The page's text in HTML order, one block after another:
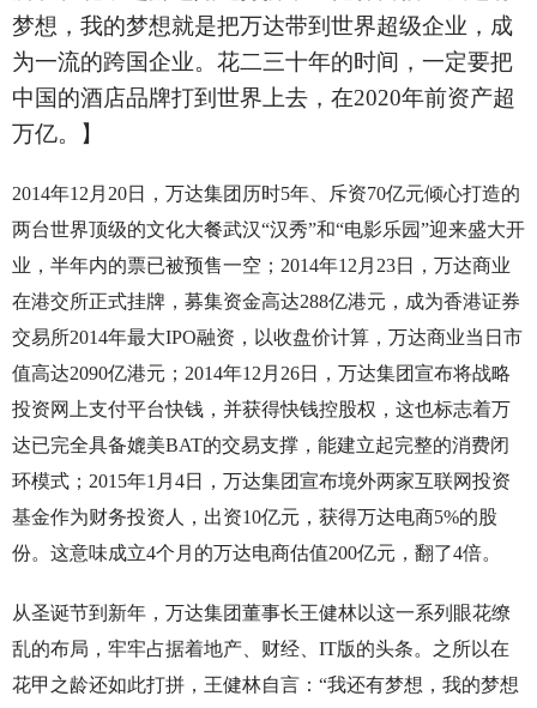
梦想，我的梦想就是把万达带到世界超级企业，成
为一流的跨国企业。花二三十年的时间，一定要把
中国的酒店品牌打到世界上去，在2020年前资产超
万亿。】
2014年12月20日，万达集团历时5年、斥资70亿元倾心打造的
两台世界顶级的文化大餐武汉“汉秀”和“电影乐园”迎来盛大开
业，半年内的票已被预售一空；2014年12月23日，万达商业
在港交所正式挂牌，募集资金高达288亿港元，成为香港证券
交易所2014年最大IPO融资，以收盘价计算，万达商业当日市
值高达2090亿港元；2014年12月26日，万达集团宣布将战略
投资网上支付平台快钱，并获得快钱控股权，这也标志着万
达已完全具备媲美BAT的交易支撑，能建立起完整的消费闭
环模式；2015年1月4日，万达集团宣布境外两家互联网投资
基金作为财务投资人，出资10亿元，获得万达电商5%的股
份。这意味成立4个月的万达电商估值200亿元，翻了4倍。
从圣诞节到新年，万达集团董事长王健林以这一系列眼花缭
乱的布局，牢牢占据着地产、财经、IT版的头条。之所以在
花甲之龄还如此打拼，王健林自言：“我还有梦想，我的梦想